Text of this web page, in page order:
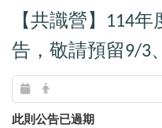
【共識營】 114年
告，敬請預留9/3、
此則公告已過期